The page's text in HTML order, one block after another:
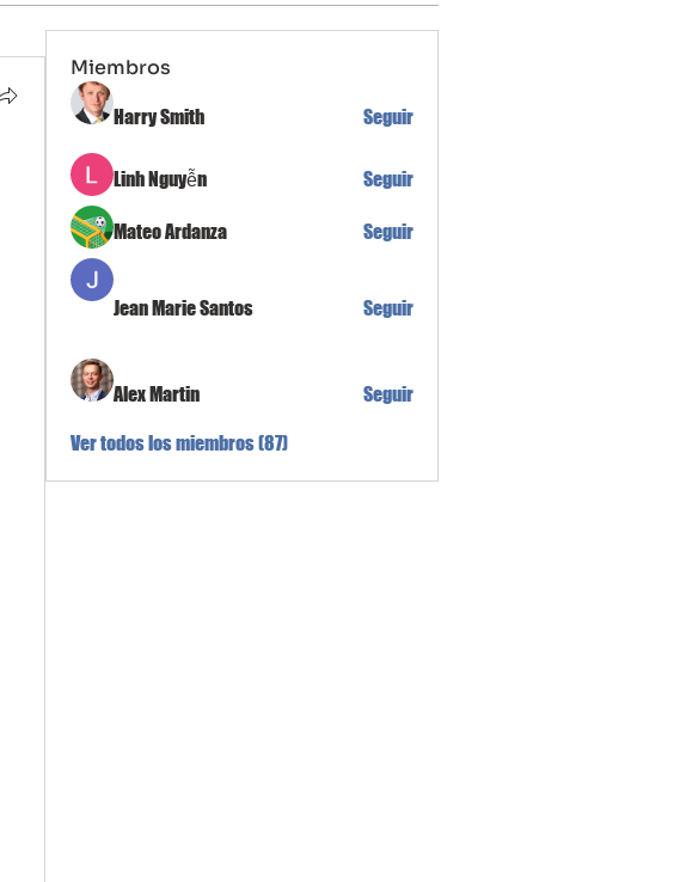
Miembros
Harry Smith Seguir
Linh Nguyễn Seguir
Mateo Ardanza Seguir
Jean Marie Santos Seguir
Alex Martin Seguir
Ver todos los miembros (87)